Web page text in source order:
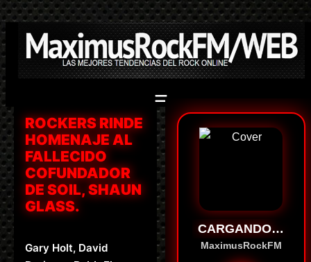
Saltar
al
contenido
ROCKERS RINDE
HOMENAJE AL
FALLECIDO
COFUNDADOR
DE SOIL, SHAUN
GLASS.
Gary Holt, David
CARGANDO…
MaximusRockFM